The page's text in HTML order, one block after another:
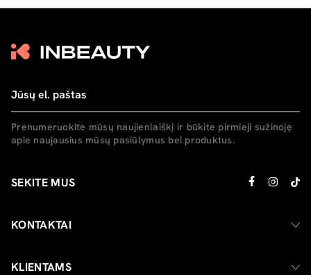
Prenumeruokite mūsų naujienlaiškį ir būkite pirmieji sužinoję
apie naujausius mūsų pasiūlymus bei produktus.
SEKITE MUS
KONTAKTAI
KLIENTAMS